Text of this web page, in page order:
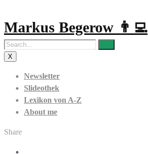
Markus Begerow 👨‍💻
X
Newsletter
Slideothek
Lexikon von A-Z
About me
Share